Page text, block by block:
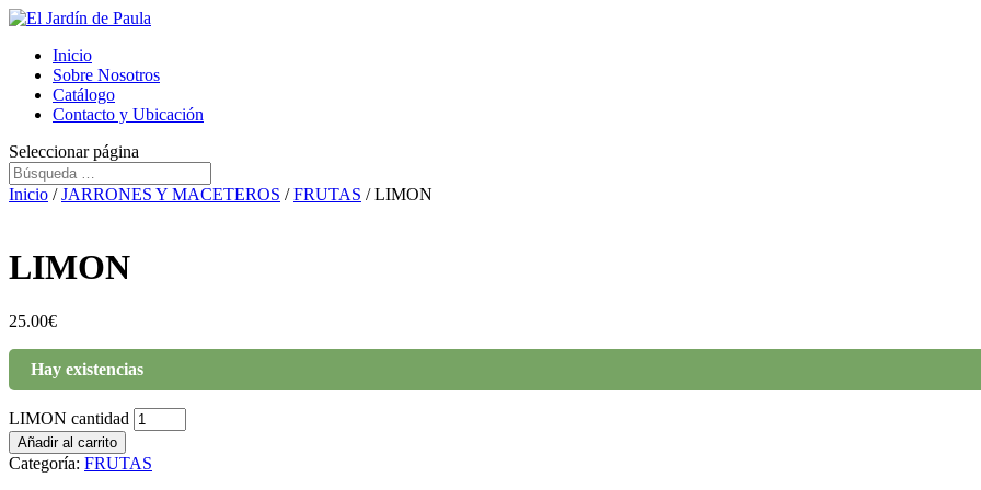
Inicio
Sobre Nosotros
Catálogo
Contacto y Ubicación
Seleccionar página
Inicio /JARRONES Y MACETEROS /FRUTAS / LIMON
LIMON
25.00€
Hay existencias
LIMON cantidad
Añadir al carrito
Categoría: FRUTAS